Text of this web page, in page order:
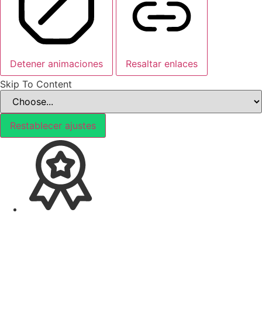
Detener animaciones
Resaltar enlaces
Skip To Content
Restablecer ajustes